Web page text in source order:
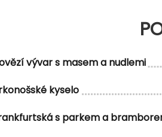
vývar s masem a nudlemi
kyselo
s parkem a